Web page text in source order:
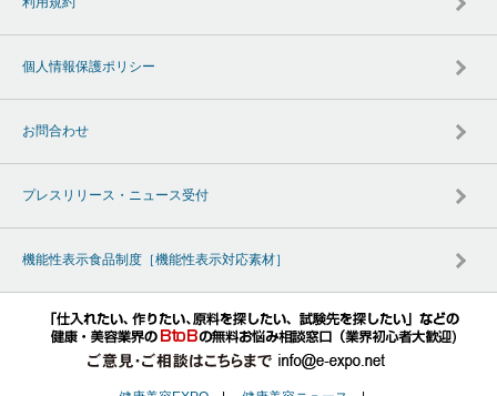
個人情報保護ポリシー
お問合わせ
プレスリリース・ニュース受付
機能性表示食品制度［機能性表示対応素材］